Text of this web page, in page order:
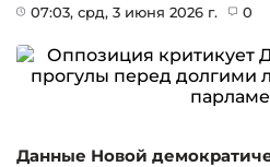
07:03, срд, 3 июня 2026 г. 0
Данные Новой